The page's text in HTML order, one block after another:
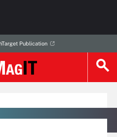
Publication